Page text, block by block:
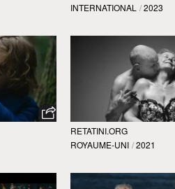
INTERNATIONAL / 2023
RETATINI.ORG
ROYAUME-UNI / 2021